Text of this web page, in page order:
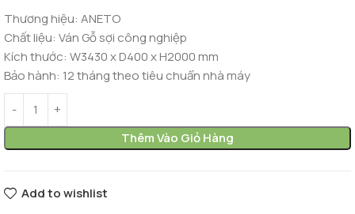
Thương hiệu: ANETO
Chất liệu: Ván Gỗ sợi công nghiệp
Kích thước: W3430 x D400 x H2000 mm
Bảo hành: 12 tháng theo tiêu chuẩn nhà máy
Thêm Vào Giỏ Hàng
Add to wishlist